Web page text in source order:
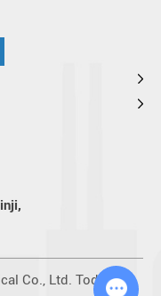
Co., Ltd. Todos os